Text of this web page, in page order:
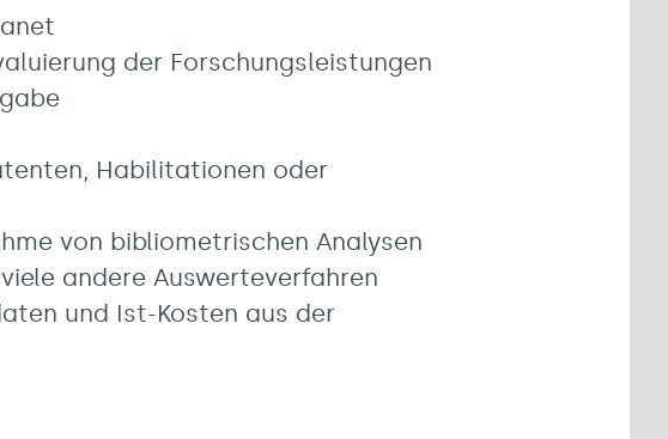
der Forschungsleistungen
Habilitationen oder
von bibliometrischen Analysen
andere Auswerteverfahren
und Ist-Kosten aus der